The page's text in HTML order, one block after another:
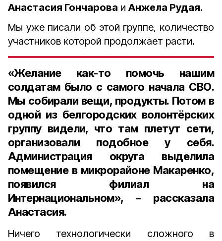
Анастасия Гончарова и Анжела Рудая.
Мы уже писали об этой группе, количество
участников которой продолжает расти.
«Желание как-то помочь нашим
солдатам было с самого начала СВО.
Мы собирали вещи, продукты. Потом в
одной из белгородских волонтёрских
группу видели, что там плетут сети,
организовали подобное у себя.
Администрация округа выделила
помещение в микрорайоне Макаренко,
появился филиал на
Интернациональном», – рассказала
Анастасия.
Ничего технологически сложного в